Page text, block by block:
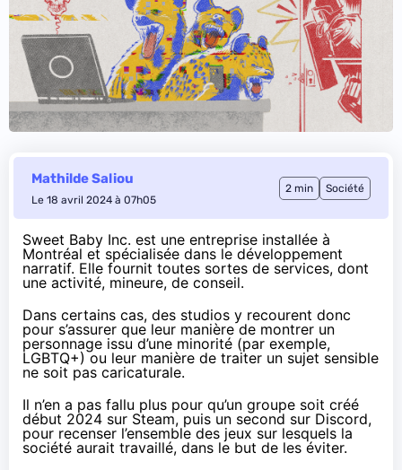
Mathilde Saliou
Le 18 avril 2024 à 07h05
2 min Société
Sweet Baby Inc. est une entreprise installée à
Montréal et spécialisée dans le développement
narratif. Elle fournit toutes sortes de services, dont
une activité, mineure, de conseil.
Dans certains cas, des studios y recourent donc
pour s’assurer que leur manière de montrer un
personnage issu d’une minorité (par exemple,
LGBTQ+) ou leur manière de traiter un sujet sensible
ne soit pas caricaturale.
Il n’en a pas fallu plus pour qu’un groupe soit créé
début 2024 sur Steam, puis un second sur Discord,
pour recenser l’ensemble des jeux sur lesquels la
société aurait travaillé, dans le but de les éviter.